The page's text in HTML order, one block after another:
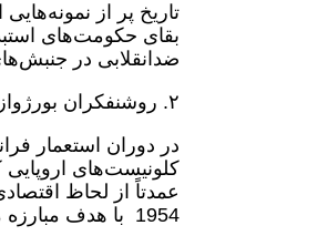
تاریخ پر از
بقای حکومت‌های
ضدانقلابی در
۲. روشنفکران بورژوازی در انقلاب الجزایر
در دوران استعمار
کلونیست‌های اروپایی
1954 با هدف مبارزه مسلحانه برای استقلال الجزایر تأسیس شد.